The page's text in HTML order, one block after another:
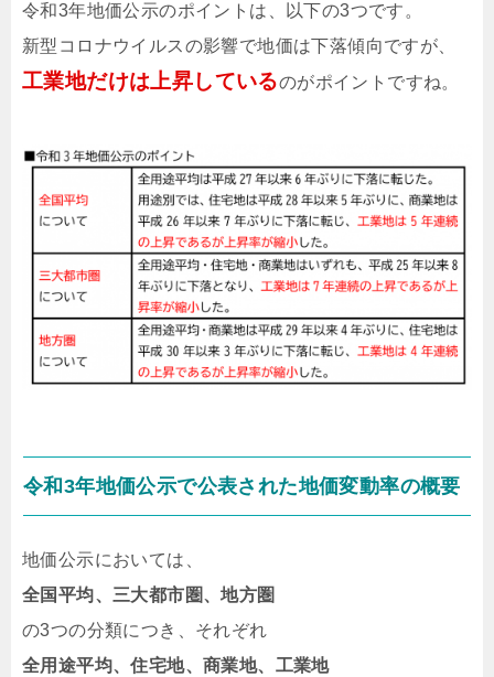
令和3年地価公示のポイントは、以下の3つです。
新型コロナウイルスの影響で地価は下落傾向ですが、
工業地だけは上昇しているのがポイントですね。
令和3年地価公示で公表された地価変動率の概要
地価公示においては、
全国平均、三大都市圏、地方圏
の3つの分類につき、それぞれ
全用途平均、住宅地、商業地、工業地